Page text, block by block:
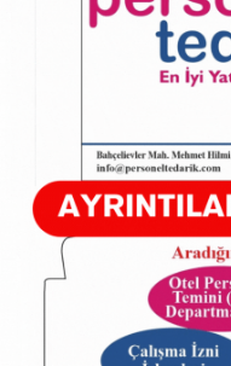
Diyanet İşleri
01.01.2025 -